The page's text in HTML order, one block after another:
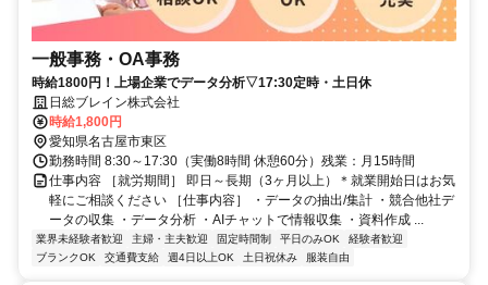
一般事務・OA事務
時給1800円！上場企業でデータ分析▽17:30定時・土日休
日総ブレイン株式会社
時給1,800円
愛知県名古屋市東区
勤務時間 8:30～17:30（実働8時間 休憩60分）残業：月15時間
仕事内容 ［就労期間］ 即日～長期（3ヶ月以上）＊就業開始日はお気
軽にご相談ください ［仕事内容］ ・データの抽出/集計 ・競合他社デ
ータの収集 ・データ分析 ・AIチャットで情報収集 ・資料作成 ...
業界未経験者歓迎 主婦・主夫歓迎 固定時間制 平日のみOK
経験者歓迎
ブランクOK
交通費支給 週4日以上OK 土日祝休み 服装自由